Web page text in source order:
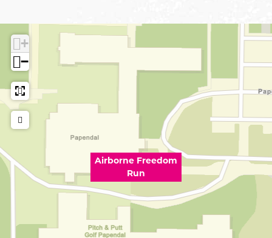
Airborne Freedom
Run
+
−